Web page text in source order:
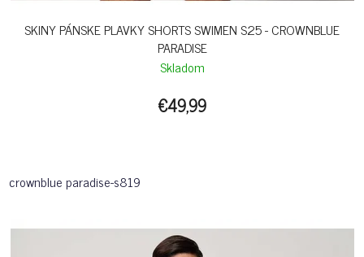
SKINY PÁNSKE PLAVKY SHORTS SWIMEN S25 - CROWNBLUE
PARADISE
Skladom
€49,99
crownblue paradise-s819